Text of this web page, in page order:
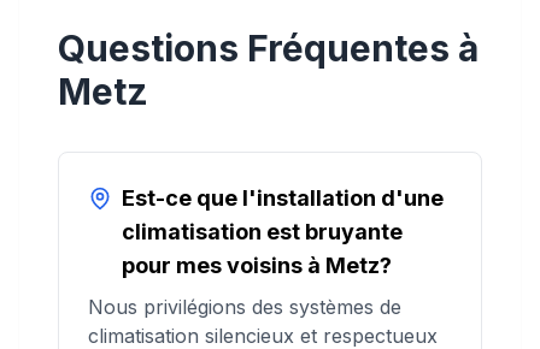
Questions Fréquentes à
Metz
Est-ce que l'installation d'une
climatisation est bruyante
pour mes voisins à Metz?
Nous privilégions des systèmes de
climatisation silencieux et respectueux